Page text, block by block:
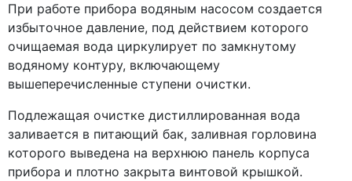
При работе прибора водяным насосом создается
избыточное давление, под действием которого
очищаемая вода циркулирует по замкнутому
водяному контуру, включающему
вышеперечисленные ступени очистки.
Подлежащая очистке дистиллированная вода
заливается в питающий бак, заливная горловина
которого выведена на верхнюю панель корпуса
прибора и плотно закрыта винтовой крышкой.